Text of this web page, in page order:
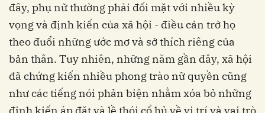
đây, phụ nữ thường phải đối mặt với nhiều kỳ
vọng và định kiến của xã hội - điều cản trở họ
theo đuổi những ước mơ và sở thích riêng của
bản thân. Tuy nhiên, những năm gần đây, xã hội
đã chứng kiến nhiều phong trào nữ quyền cũng
như các tiếng nói phản biện nhằm xóa bỏ những